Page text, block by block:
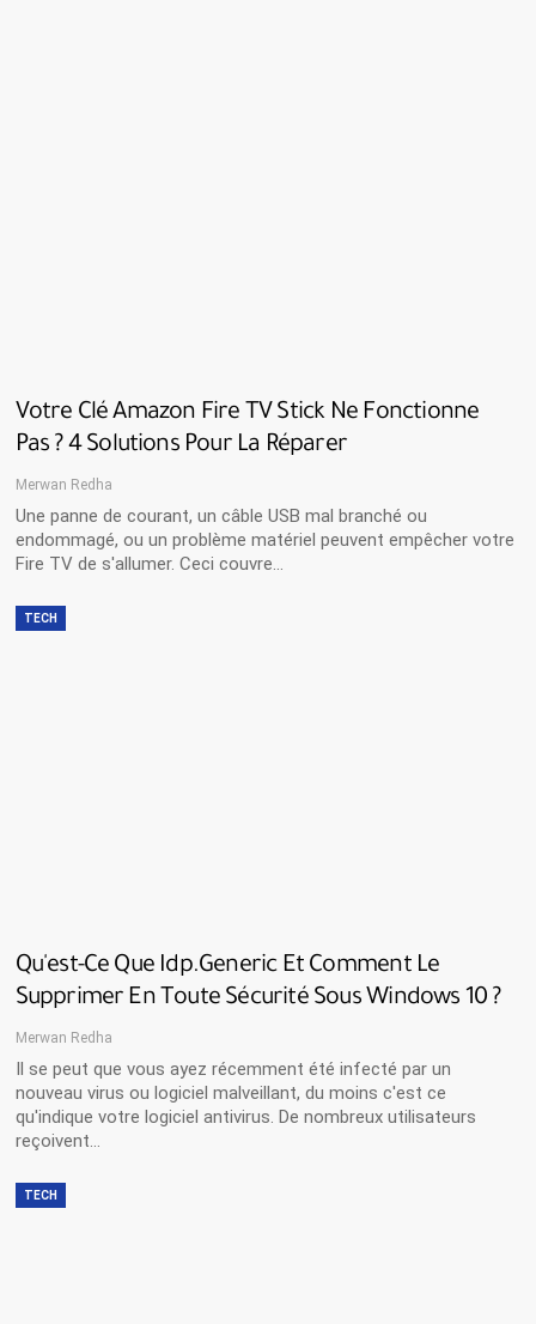
Votre Clé Amazon Fire TV Stick Ne Fonctionne
Pas ? 4 Solutions Pour La Réparer
Merwan Redha
Une panne de courant, un câble USB mal branché ou
endommagé, ou un problème matériel peuvent empêcher votre
Fire TV de s'allumer. Ceci couvre…
TECH
Qu'est-Ce Que Idp.generic Et Comment Le
Supprimer En Toute Sécurité Sous Windows 10 ?
Merwan Redha
Il se peut que vous ayez récemment été infecté par un
nouveau virus ou logiciel malveillant, du moins c'est ce
qu'indique votre logiciel antivirus. De nombreux utilisateurs
reçoivent…
TECH